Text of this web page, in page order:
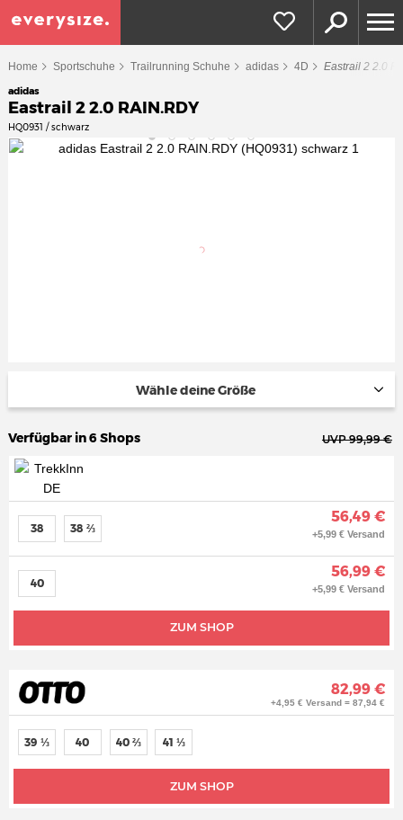
Home Sportschuhe Trailrunning Schuhe adidas 4D Eastrail 2 2.0
adidas
Eastrail 2 2.0 RAIN.RDY
HQ0931 / schwarz
Wähle deine Größe
Verfügbar in 6 Shops UVP 99,99 €
ZUM SHOP
38 38 ⅔
56,49 €
+5,99 € Versand
40
56,99 €
+5,99 € Versand
82,99 €
+4,95 € Versand = 87,94 €
ZUM SHOP
39 ⅓ 40 40 ⅔ 41 ⅓